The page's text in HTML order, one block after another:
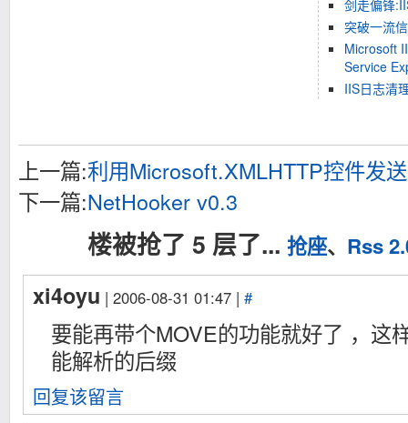
剑走偏锋
突破一流
Microsoft
Service
IIS日志清
上一篇:利用Microsoft.XMLHTTP控件发
下一篇:NetHooker v0.3
楼被抢了 5 层了... 抢座、 Rss
xi4oyu | 2006-08-31 01:47 | #
要能再带个MOVE的功能就好了 ，这
能解析的后缀
回复该留言